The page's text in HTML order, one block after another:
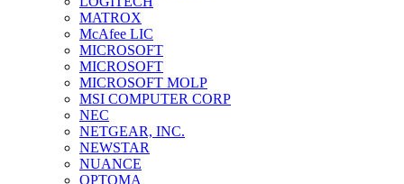
MATROX
McAfee LIC
MICROSOFT
MICROSOFT
MICROSOFT MOLP
MSI COMPUTER CORP
NEC
NETGEAR, INC.
NEWSTAR
NUANCE
OPTOMA